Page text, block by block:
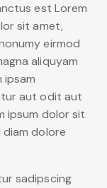
est Lorem
sit amet,
eirmod
aliquyam
ipsam
aut odit aut
ipsum dolor sit
dolore
sadipscing